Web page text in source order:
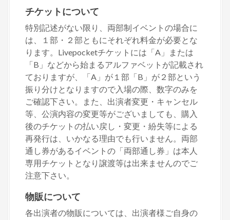
チケットについて
特別記述がない限り、両部制イベントの場合に
は、１部・２部ともにそれぞれ料金が必要とな
ります。Livepocketチケットには「A」または
「B」などから始まるアルファベットが記載され
ておりますが、「A」が１部「B」が２部という
振り分けとなりますので入場の際、数字のみを
ご確認下さい。また、出演者変更・キャンセル
等、公演内容の変更等がございましても、購入
後のチケットの払い戻し・変更・紛失等による
再発行は、いかなる理由でも行いません。両部
通し券があるイベントの「両部通し券」は本人
専用チケットとなり譲渡等は出来ませんのでご
注意下さい。
物販について
各出演者の物販については、出演者様ご自身の